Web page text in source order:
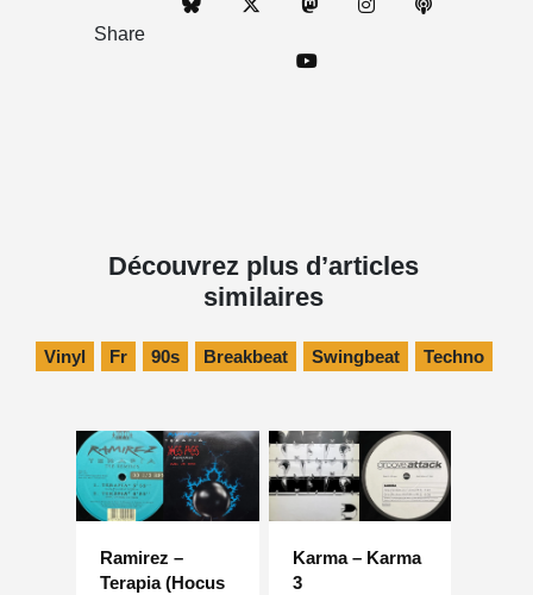
Share
Découvrez plus d’articles
similaires
Vinyl Fr 90s Breakbeat Swingbeat Techno
Ramirez –
Terapia (Hocus
Karma – Karma
3